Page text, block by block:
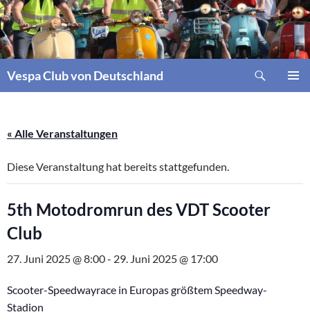
Zum
Inhalt
springen
Vespa Club von Deutschland
« Alle Veranstaltungen
Diese Veranstaltung hat bereits stattgefunden.
5th Motodromrun des VDT Scooter
Club
27. Juni 2025 @ 8:00- 29. Juni 2025 @ 17:00
Scooter-Speedwayrace in Europas größtem Speedway-
Stadion